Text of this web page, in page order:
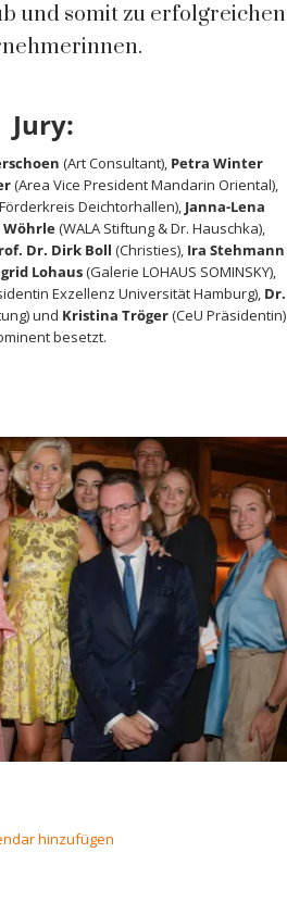
und somit zu erfolgreichen
Jury:
(Art Consultant), Petra Winter
(Area Vice President Mandarin Oriental),
Deichtorhallen), Janna-Lena
(WALA Stiftung & Dr. Hauschka),
Dr. Dirk Boll (Christies), Ira Stehmann
Lohaus(Galerie LOHAUS SOMINSKY),
Exzellenz Universität Hamburg), Dr.
und Kristina Tröger(CeU Präsidentin)
besetzt.
hinzufügen